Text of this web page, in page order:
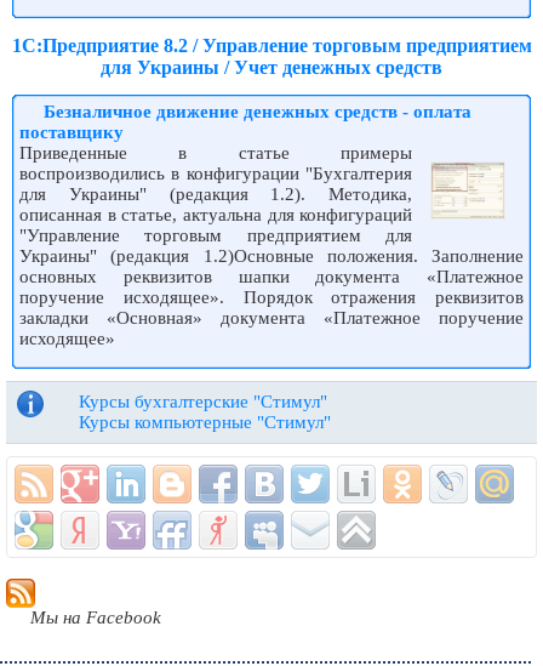
1С:Предприятие 8.2 / Управление торговым предприятием
для Украины / Учет денежных средств
Безналичное движение денежных средств - оплата
поставщику
Приведенные в статье примеры
воспроизводились в конфигурации "Бухгалтерия
для Украины" (редакция 1.2). Методика,
описанная в статье, актуальна для конфигураций
"Управление торговым предприятием для
Украины" (редакция 1.2)Основные положения. Заполнение
основных реквизитов шапки документа «Платежное
поручение исходящее». Порядок отражения реквизитов
закладки «Основная» документа «Платежное поручение
исходящее»
Курсы бухгалтерские "Стимул"
Курсы компьютерные "Стимул"
Мы на Facebook